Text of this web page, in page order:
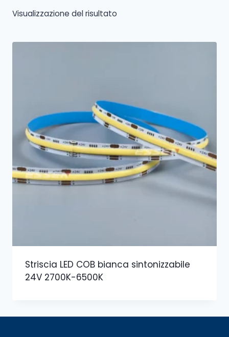
Visualizzazione del risultato
Striscia LED COB bianca sintonizzabile
24V 2700K-6500K